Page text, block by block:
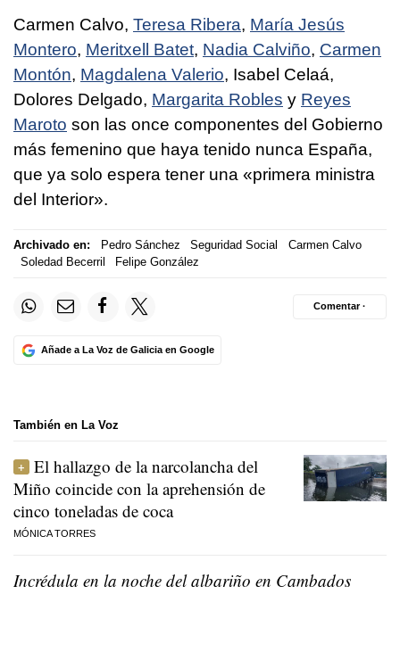
Carmen Calvo, Teresa Ribera, María Jesús
Montero, Meritxell Batet, Nadia Calviño, Carmen
Montón, Magdalena Valerio, Isabel Celaá,
Dolores Delgado, Margarita Robles y Reyes
Maroto son las once componentes del Gobierno
más femenino que haya tenido nunca España,
que ya solo espera tener una «primera ministra
del Interior».
Archivado en: Pedro Sánchez Seguridad Social
Carmen Calvo
Soledad Becerril
Felipe González
Añade a La Voz de Galicia en Google
Comentar ·
También en La Voz
El hallazgo de la narcolancha del
Miño coincide con la aprehensión de
cinco toneladas de coca
MÓNICA TORRES
Incrédula en la noche del albariño en Cambados